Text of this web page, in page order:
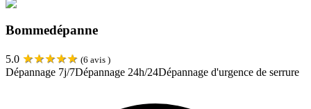
Bommedépanne
5.0 ★★★★★ (6 avis )
Dépannage 7j/7Dépannage 24h/24Dépannage d'urgence de serrure